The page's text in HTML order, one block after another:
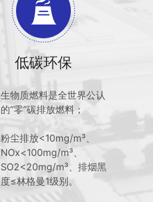
低碳环保
生物质燃料是全世界公认
的“零”碳排放燃料；
粉尘排放<10mg/m³、
NOx<100mg/m³、
SO2<20mg/m³、排烟黑
度≤林格曼1级别。